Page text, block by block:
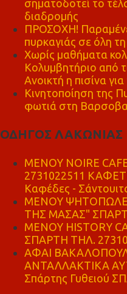
σηματοδοτεί το
διαδρομής
ΠΡΟΣΟΧΗ!
πυρκαγιάς σε όλη
Χωρίς μαθήματα
Κολυμβητήριο από
Ανοικτή η πισίνα για
Κινητοποίηση της
φωτιά στη
ΟΔΗΓΟΣ ΛΑΚΩΝΙΑΣ
MENOY NOIRE
2731022511
Καφέδες -
ΜΕΝΟΥ
ΤΗΣ ΜΑΣΑΣ"
ΜΕΝΟΥ HISTORY
ΣΠΑΡΤΗ ΤΗΛ. 27310
ΑΦΑΙ
ΑΝΤΑΛΛΑΚΤΙΚΑ
Σπάρτης Γυθειού